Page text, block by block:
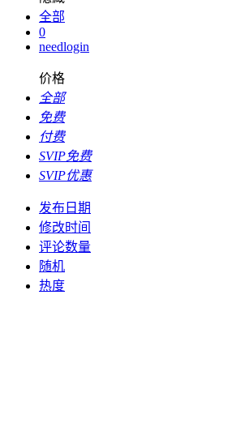
全部
0
needlogin
价格
全部
免费
付费
SVIP免费
SVIP优惠
发布日期
修改时间
评论数量
随机
热度